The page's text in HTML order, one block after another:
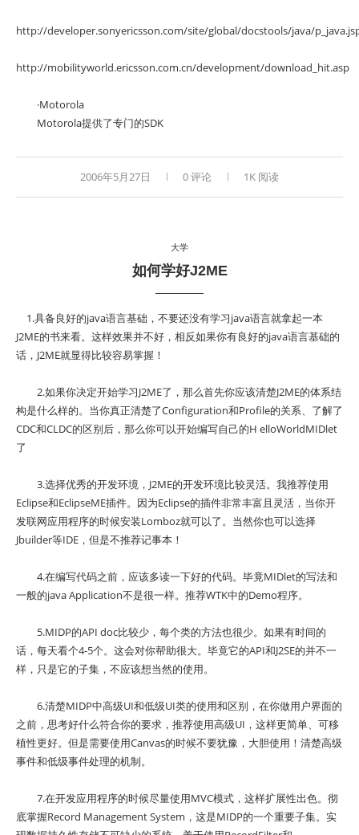
http://developer.sonyericsson.com/site/global/docstools/java/
http://mobilityworld.ericsson.com.cn/development/download_hit.asp
·Motorola
Motorola提供了专门的SDK
2006年5月27日 0 评论 1K 阅读
大学
如何学好J2ME
1.具备良好的java语言基础，不要还没有学习java语言就拿起一本
J2ME的书来看。这样效果并不好，相反如果你有良好的java语言基础的
话，J2ME就显得比较容易掌握！
2.如果你决定开始学习J2ME了，那么首先你应该清楚J2ME的体系结
构是什么样的。当你真正清楚了Configuration和Profile的关系、了解了
CDC和CLDC的区别后，那么你可以开始编写自己的H elloWorldMIDlet
了
3.选择优秀的开发环境，J2ME的开发环境比较灵活。我推荐使用
Eclipse和EclipseME插件。因为Eclipse的插件非常丰富且灵活，当你开
发联网应用程序的时候安装Lomboz就可以了。当然你也可以选择
Jbuilder等IDE，但是不推荐记事本！
4.在编写代码之前，应该多读一下好的代码。毕竟MIDlet的写法和
一般的java Application不是很一样。推荐WTK中的Demo程序。
5.MIDP的API doc比较少，每个类的方法也很少。如果有时间的
话，每天看个4-5个。这会对你帮助很大。毕竟它的API和J2SE的并不一
样，只是它的子集，不应该想当然的使用。
6.清楚MIDP中高级UI和低级UI类的使用和区别，在你做用户界面的
之前，思考好什么符合你的要求，推荐使用高级UI，这样更简单、可移
植性更好。但是需要使用Canvas的时候不要犹豫，大胆使用！清楚高级
事件和低级事件处理的机制。
7.在开发应用程序的时候尽量使用MVC模式，这样扩展性出色。彻
底掌握Record Management System，这是MIDP的一个重要子集。实